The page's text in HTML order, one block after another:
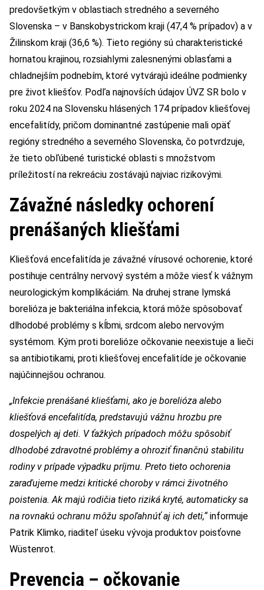
predovšetkým v oblastiach stredného a severného
Slovenska – v Banskobystrickom kraji (47,4 % prípadov) a v
Žilinskom kraji (36,6 %). Tieto regióny sú charakteristické
hornatou krajinou, rozsiahlymi zalesnenými oblasťami a
chladnejším podnebím, ktoré vytvárajú ideálne podmienky
pre život kliešťov. Podľa najnovších údajov ÚVZ SR bolo v
roku 2024 na Slovensku hlásených 174 prípadov kliešťovej
encefalitídy, pričom dominantné zastúpenie mali opäť
regióny stredného a severného Slovenska, čo potvrdzuje,
že tieto obľúbené turistické oblasti s množstvom
príležitostí na rekreáciu zostávajú najviac rizikovými.
Závažné následky ochorení
prenášaných kliešťami
Kliešťová encefalitída je závažné vírusové ochorenie, ktoré
postihuje centrálny nervový systém a môže viesť k vážnym
neurologickým komplikáciám. Na druhej strane lymská
borelióza je bakteriálna infekcia, ktorá môže spôsobovať
dlhodobé problémy s kĺbmi, srdcom alebo nervovým
systémom. Kým proti borelióze očkovanie neexistuje a lieči
sa antibiotikami, proti kliešťovej encefalitíde je očkovanie
najúčinnejšou ochranou.
„Infekcie prenášané kliešťami, ako je borelióza alebo
kliešťová encefalitída, predstavujú vážnu hrozbu pre
dospelých aj deti. V ťažkých prípadoch môžu spôsobiť
dlhodobé zdravotné problémy a ohroziť finančnú stabilitu
rodiny v prípade výpadku príjmu. Preto tieto ochorenia
zaraďujeme medzi kritické choroby v rámci životného
poistenia. Ak majú rodičia tieto riziká kryté, automaticky sa
na rovnakú ochranu môžu spoľahnúť aj ich deti,“informuje
Patrik Klimko, riaditeľ úseku vývoja produktov poisťovne
Wüstenrot.
Prevencia – očkovanie